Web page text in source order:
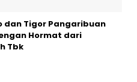
dan Tigor Pangaribuan
Hormat dari
Tbk